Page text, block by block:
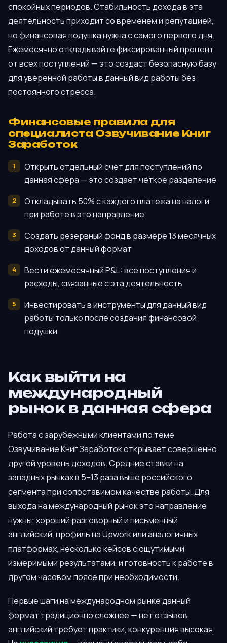
спокойных периодов. Стабильность дохода в эта
деятельность приходит со временем и репутацией,
но финансовая подушка нужна с самого первого дня.
Ежемесячно откладывайте фиксированный процент
от всех поступлений — это создаст безопасную базу
для уверенной работы в данный вид работы без
постоянного стресса.
Финансовые правила для
специалиста Озвучивание Книг
Заработок
Открыть отдельный счёт для поступлений по
данная сфера — это создаёт чёткое разделение
Откладывать 50% с каждого платежа на налоги
при работе в это направление
Создать резервный фонд в размере 13 месячных
доходов от данный формат
Вести ежемесячный P&L: все поступления и
расходы, связанные с эта деятельность
Инвестировать в инструменты для данный вид
работы только после создания финансовой
подушки
Как выйти на
международный
рынок в данная сфера
Работа с зарубежными клиентами по теме
Озвучивание Книг Заработок открывает совершенно
другой уровень доходов. Средние ставки на
западных рынках в 5–13 раза выше российского
сегмента при сопоставимом качестве работы. Для
выхода на международный рынок это направление
нужны: хороший разговорный и письменный
английский, профиль на Upwork или аналогичных
платформах, несколько кейсов с ощутимыми
измеримыми результатами, и готовность к работе в
другом часовом поясе при необходимости.
Первые шаги на международном рынке данный
формат традиционно сложнее — нет отзывов,
английский требует практики, конкуренция высокая.